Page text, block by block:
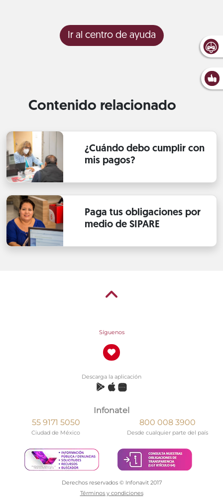
Ir al centro de ayuda
Contenido relacionado
¿Cuándo debo cumplir con
mis pagos?
Paga tus obligaciones por
medio de SIPARE
Síguenos
Descarga la aplicación
Infonatel
55 9171 5050
Ciudad de México
800 008 3900
Desde cualquier parte del país
Derechos reservados © Infonavit 2017
Términos y condiciones